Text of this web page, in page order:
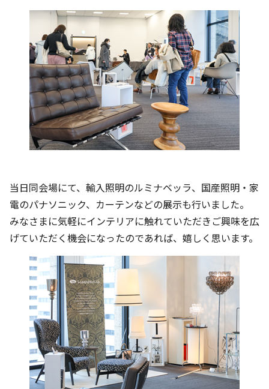
当日同会場にて、輸入照明のルミナベッラ、国産照明・家
電のパナソニック、カーテンなどの展示も行いました。
みなさまに気軽にインテリアに触れていただきご興味を広
げていただく機会になったのであれば、嬉しく思います。